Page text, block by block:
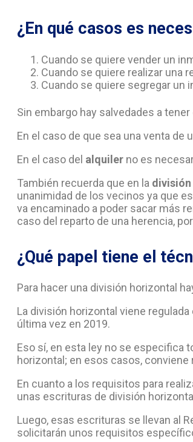
¿En qué casos es
Cuando se quiere vender un
Cuando se quiere realizar una
Cuando se quiere segregar un
Sin embargo hay salvedades a tener
En el caso de que sea una venta de
En el caso del alquiler no es
También recuerda que en la
unanimidad de los vecinos ya que
va encaminado a poder sacar más
caso del reparto de una herencia,
¿Qué papel tiene el
Para hacer una división horizontal
La división horizontal viene regulada
última vez en 2019.
Eso sí, en esta ley no se especifica
horizontal; en esos casos, conviene
En cuanto a los requisitos para
unas escrituras de división
Luego, esas escrituras se llevan al
solicitarán unos requisitos